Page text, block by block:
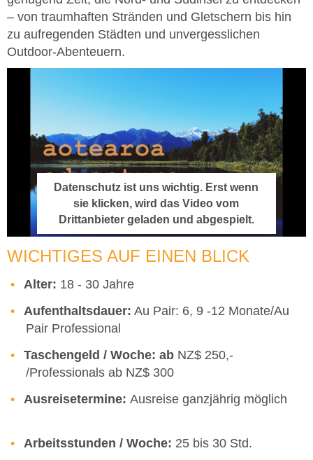
– von traumhaften Stränden und Gletschern bis hin
zu aufregenden Städten und unvergesslichen
Outdoor-Abenteuern.
Datenschutz ist uns wichtig. Erst wenn
sie klicken, wird das Video vom
Drittanbieter geladen und abgespielt.
WICHTIGES AUF EINEN BLICK
Alter: 18 - 30 Jahre
Aufenthaltsdauer: Au Pair: 6, 9 -12 Monate/Au
Pair Professional
Taschengeld / Woche: ab NZ$ 250,-
/Professionals ab NZ$ 300
Ausreisetermine: Ausreise ganzjährig möglich
Arbeitsstunden / Woche: 25 bis 30 Std.